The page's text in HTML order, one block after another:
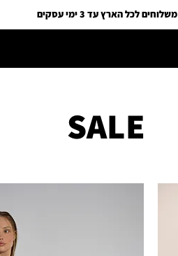
משלוחים לכל הארץ עד 3 ימי עסקים
SALE